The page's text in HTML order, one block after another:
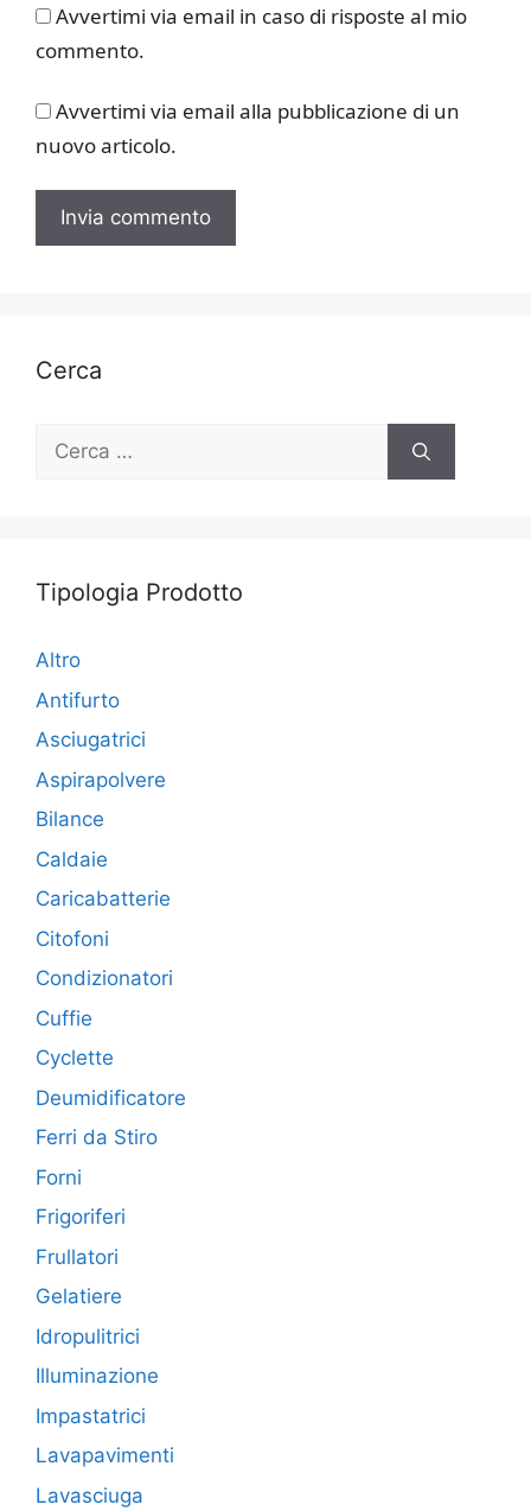
Avvertimi via email in caso di risposte al mio
commento.
Avvertimi via email alla pubblicazione di un
nuovo articolo.
Cerca
Ricerca
Tipologia Prodotto
Altro
Antifurto
Asciugatrici
Aspirapolvere
Bilance
Caldaie
Caricabatterie
Citofoni
Condizionatori
Cuffie
Cyclette
Deumidificatore
Ferri da Stiro
Forni
Frigoriferi
Frullatori
Gelatiere
Idropulitrici
Illuminazione
Impastatrici
Lavapavimenti
Lavasciuga